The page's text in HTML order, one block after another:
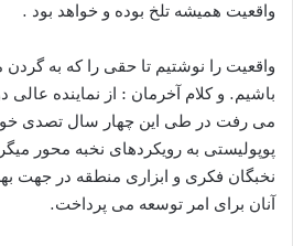
واقعیت همیشه تلخ بوده و خواهد بود .
واقعیت را نوشتیم تا حقی را که به گردن
باشیم. و کلام آخرمان : از نماینده
می رفت در طی این چهار سال تصدی
پوپولیستی به رویکردهای نخبه محور
نخبگان فکری و ابزاری منطقه در جهت
آنان برای امر توسعه می پرداخت.